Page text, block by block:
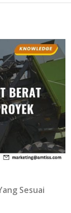
Sesuai